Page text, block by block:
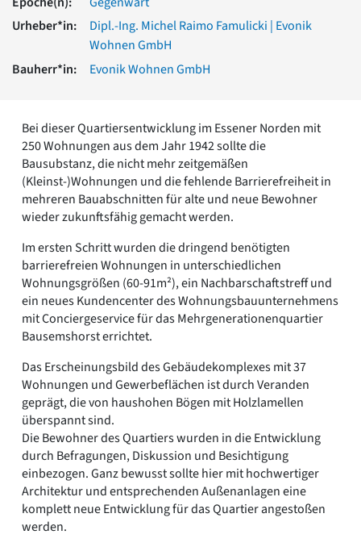
Romanik
Vorromanik
Römische Antike
Über uns
Freunde & Förderer
Kontakt
Impressum
Datenschutz
Suchbegriff eingeben
Urheber*in:
Dipl.-Ing. Michel Raimo Famulicki | Evonik
Wohnen GmbH
Bauherr*in:
Evonik Wohnen GmbH
Bei dieser Quartiersentwicklung im Essener Norden mit
250 Wohnungen aus dem Jahr 1942 sollte die
Bausubstanz, die nicht mehr zeitgemäßen
(Kleinst-)Wohnungen und die fehlende Barrierefreiheit in
mehreren Bauabschnitten für alte und neue Bewohner
wieder zukunftsfähig gemacht werden.
Im ersten Schritt wurden die dringend benötigten
barrierefreien Wohnungen in unterschiedlichen
Wohnungsgrößen (60-91m²), ein Nachbarschaftstreff und
ein neues Kundencenter des Wohnungsbauunternehmens
mit Conciergeservice für das Mehrgenerationenquartier
Bausemshorst errichtet.
Das Erscheinungsbild des Gebäudekomplexes mit 37
Wohnungen und Gewerbeflächen ist durch Veranden
geprägt, die von haushohen Bögen mit Holzlamellen
überspannt sind.
Die Bewohner des Quartiers wurden in die Entwicklung
durch Befragungen, Diskussion und Besichtigung
einbezogen. Ganz bewusst sollte hier mit hochwertiger
Architektur und entsprechenden Außenanlagen eine
komplett neue Entwicklung für das Quartier angestoßen
werden.